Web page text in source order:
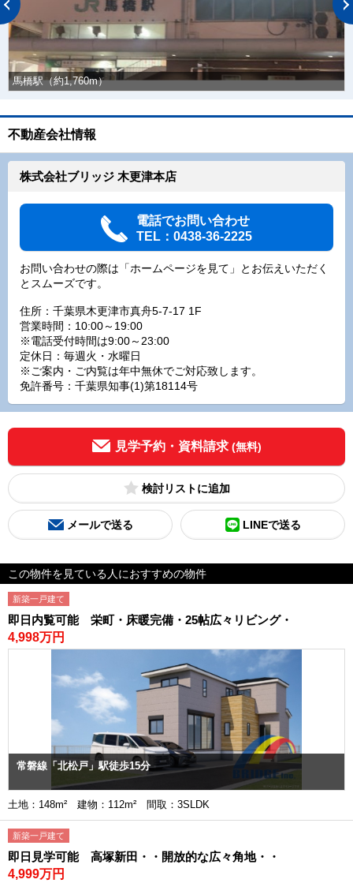
馬橋駅（約1,760m）
不動産会社情報
株式会社ブリッジ 木更津本店
電話でお問い合わせ
TEL：0438-36-2225
お問い合わせの際は「ホームページを見て」とお伝えいただく
とスムーズです。
住所：千葉県木更津市真舟5-7-17 1F
営業時間：10:00～19:00
※電話受付時間は9:00～23:00
定休日：毎週火・水曜日
※ご案内・ご内覧は年中無休でご対応致します。
免許番号：千葉県知事(1)第18114号
見学予約・資料請求 (無料)
検討リスト
メールで送る LINEで送る
この物件を見ている人におすすめの物件
新築一戸建て
即日内覧可能 栄町・床暖完備・25帖広々リビング・
4,998万円
常磐線「北松戸」駅徒歩15分
土地：148m² 建物：112m² 間取：3SLDK
新築一戸建て
即日見学可能 高塚新田・・開放的な広々角地・・
4,999万円